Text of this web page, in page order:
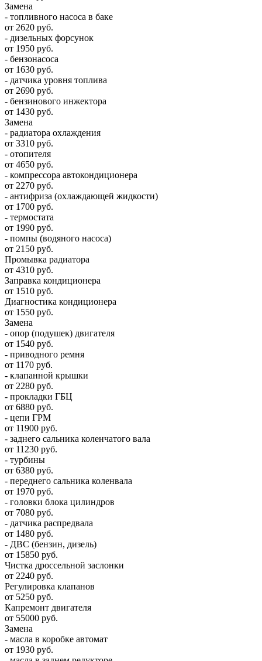
Замена
- топливного насоса в баке
от 2620 руб.
- дизельных форсунок
от 1950 руб.
- бензонасоса
от 1630 руб.
- датчика уровня топлива
от 2690 руб.
- бензинового инжектора
от 1430 руб.
Замена
- радиатора охлаждения
от 3310 руб.
- отопителя
от 4650 руб.
- компрессора автокондиционера
от 2270 руб.
- антифриза (охлаждающей жидкости)
от 1700 руб.
- термостата
от 1990 руб.
- помпы (водяного насоса)
от 2150 руб.
Промывка радиатора
от 4310 руб.
Заправка кондиционера
от 1510 руб.
Диагностика кондиционера
от 1550 руб.
Замена
- опор (подушек) двигателя
от 1540 руб.
- приводного ремня
от 1170 руб.
- клапанной крышки
от 2280 руб.
- прокладки ГБЦ
от 6880 руб.
- цепи ГРМ
от 11900 руб.
- заднего сальника коленчатого вала
от 11230 руб.
- турбины
от 6380 руб.
- переднего сальника коленвала
от 1970 руб.
- головки блока цилиндров
от 7080 руб.
- датчика распредвала
от 1480 руб.
- ДВС (бензин, дизель)
от 15850 руб.
Чистка дроссельной заслонки
от 2240 руб.
Регулировка клапанов
от 5250 руб.
Капремонт двигателя
от 55000 руб.
Замена
- масла в коробке автомат
от 1930 руб.